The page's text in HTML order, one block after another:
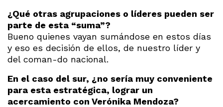
¿Qué otras agrupaciones o líderes pueden ser
parte de esta “suma”?
Bueno quienes vayan sumándose en estos días
y eso es decisión de ellos, de nuestro líder y
del coman-do nacional.
En el caso del sur, ¿no sería muy conveniente
para esta estratégica, lograr un
acercamiento con Verónika Mendoza?